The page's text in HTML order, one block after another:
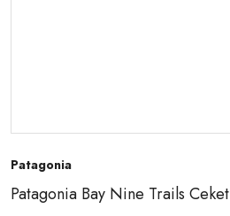
Patagonia
Patagonia Bay Nine Trails Ceket